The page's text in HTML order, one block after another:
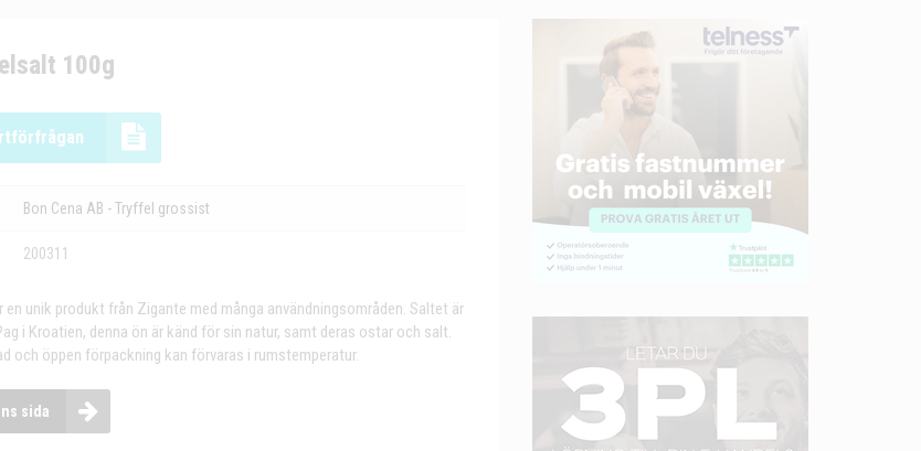
100g
Bon Cena AB - Tryffel grossist
200311
unik produkt från Zigante med många användningsområden. Saltet är
i Kroatien, denna ön är känd för sin natur, samt deras ostar och salt.
och öppen förpackning kan förvaras i rumstemperatur.
sida